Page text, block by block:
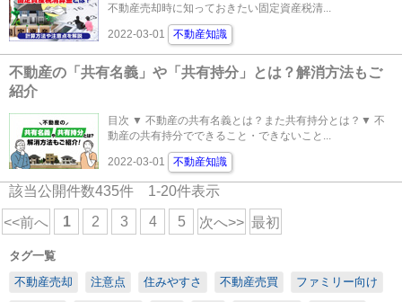
不動産売却時に知っておきたい固定資産税清...
2022-03-01 不動産知識
不動産の「共有名義」や「共有持分」とは？解消方法もご
紹介
目次 ▼ 不動産の共有名義とは？また共有持分とは？▼ 不
動産の共有持分でできること・できないこと...
2022-03-01 不動産知識
該当公開件数435件 1-20件表示
<<前へ 1 2 3 4 5 次へ>> 最初
タグ一覧
不動産売却
注意点 住みやすさ 不動産売買 ファミリー向け